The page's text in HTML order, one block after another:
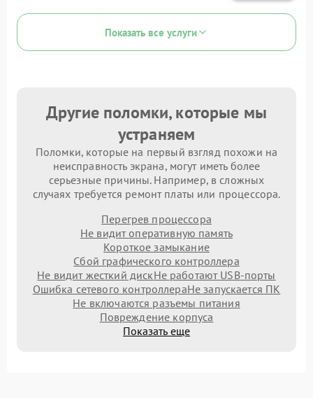
Показать все услуги
Другие поломки, которые мы
устраняем
Поломки, которые на первый взгляд похожи на
неисправность экрана, могут иметь более
серьезные причины. Например, в сложных
случаях требуется ремонт платы или процессора.
Перегрев процессора
Не видит оперативную память
Короткое замыкание
Сбой графического контроллера
Не видит жесткий дискНе работают USB-порты
Ошибка сетевого контроллераНе запускается ПК
Не включаются разъемы питания
Повреждение корпуса
Показать еще